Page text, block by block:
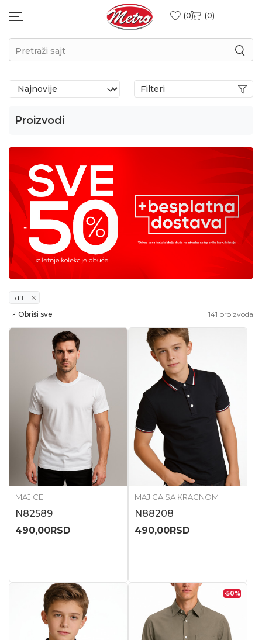
0 0
Pretraži sajt
Proizvodi
Filteri
dft
141 proizvoda
Obriši sve
MAJICE
N82589
490,00RSD
MAJICA SA KRAGNOM
N88208
490,00RSD
-50%